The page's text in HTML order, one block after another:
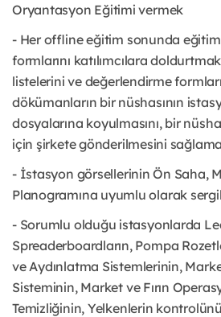
Oryantasyon Eğitimi vermek
- Her offline eğitim sonunda
formlarını katılımcılara
listelerini ve değerlendirme
dökümanların bir nüshasının
dosyalarına koyulmasını, bir
için şirkete gönderilmesini
- İstasyon görsellerinin Ön Saha,
Planogramına uyumlu olarak
- Sorumlu olduğu istasyonlarda
Spreaderboardların, Pompa
ve Aydınlatma Sistemlerinin,
Sisteminin, Market ve Fırın
Temizliğinin, Yelkenlerin